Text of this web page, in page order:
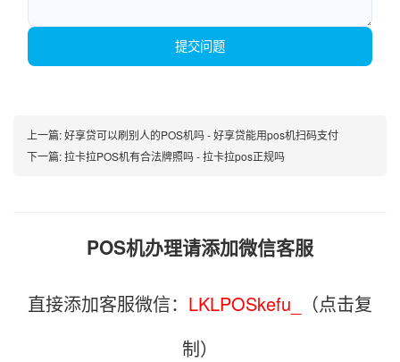
提交问题
上一篇:好享贷可以刷别人的POS机吗 - 好享贷能用pos机扫码支付
下一篇:拉卡拉POS机有合法牌照吗 - 拉卡拉pos正规吗
POS机办理请添加微信客服
直接添加客服微信： LKLPOSkefu_
（点击复
制）